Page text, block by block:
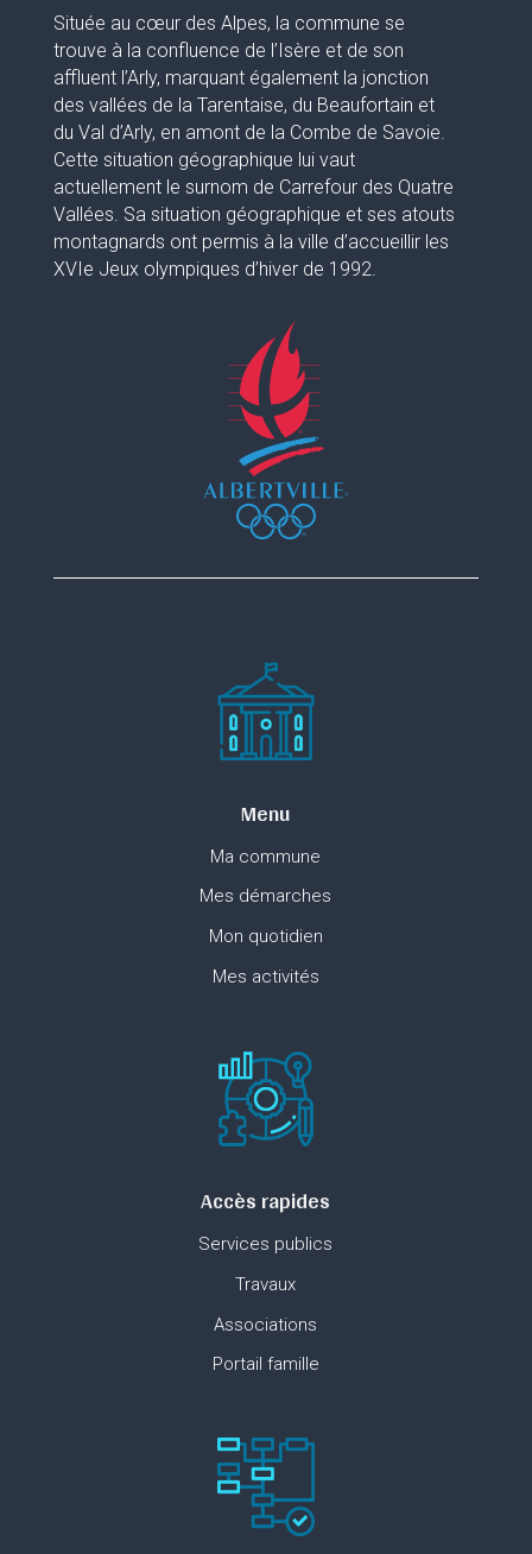
Située au cœur des Alpes, la commune se
trouve à la confluence de l’Isère et de son
affluent l’Arly, marquant également la jonction
des vallées de la Tarentaise, du Beaufortain et
du Val d’Arly, en amont de la Combe de Savoie.
Cette situation géographique lui vaut
actuellement le surnom de Carrefour des Quatre
Vallées. Sa situation géographique et ses atouts
montagnards ont permis à la ville d’accueillir les
XVIe Jeux olympiques d’hiver de 1992.
Menu
Ma commune
Mes démarches
Mon quotidien
Mes activités
Accès rapides
Services publics
Travaux
Associations
Portail famille